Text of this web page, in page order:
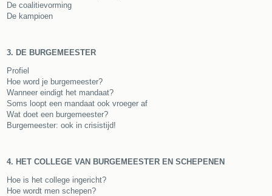
De coalitievorming
De kampioen
3. DE BURGEMEESTER
Profiel
Hoe word je burgemeester?
Wanneer eindigt het mandaat?
Soms loopt een mandaat ook vroeger af
Wat doet een burgemeester?
Burgemeester: ook in crisistijd!
4. HET COLLEGE VAN BURGEMEESTER EN SCHEPENEN
Hoe is het college ingericht?
Hoe wordt men schepen?